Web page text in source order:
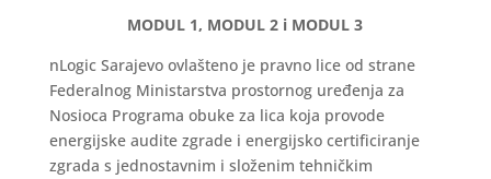
MODUL 1, MODUL 2 i MODUL 3
nLogic Sarajevo ovlašteno je pravno lice od strane
Federalnog Ministarstva prostornog uređenja za
Nosioca Programa obuke za lica koja provode
energijske audite zgrade i energijsko certificiranje
zgrada s jednostavnim i složenim tehničkim